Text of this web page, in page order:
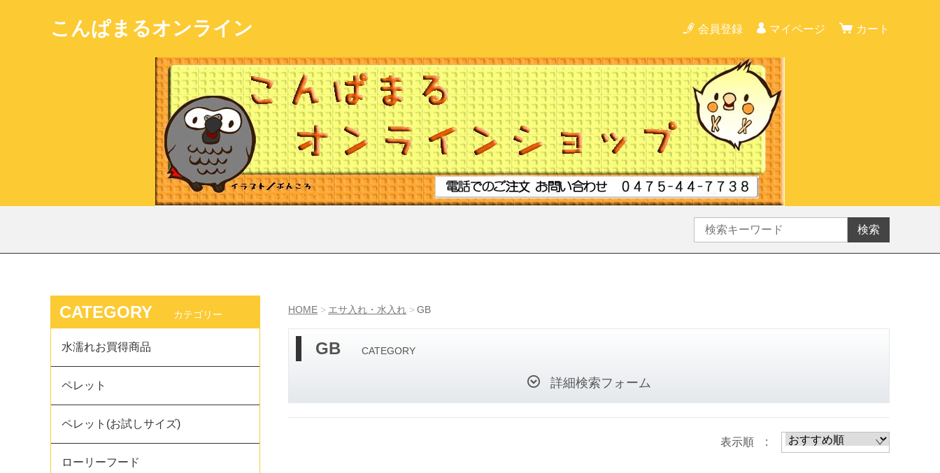
こんぱまるオンライン 会員登録 マイページ カート
検索
HOME エサ入れ・水入れ GB
GB CATEGORY
詳細検索フォーム
表示順 :
CATEGORY カテゴリー
水濡れお買得商品
ペレット
ペレット(お試しサイズ)
ローリーフード